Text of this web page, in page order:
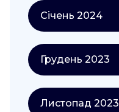
Січень 2024
Грудень 2023
Листопад 2023